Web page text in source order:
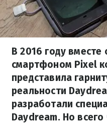
В 2016 году вместе
смартфоном Pixel
представила
реальности
разработали
Daydream. Но